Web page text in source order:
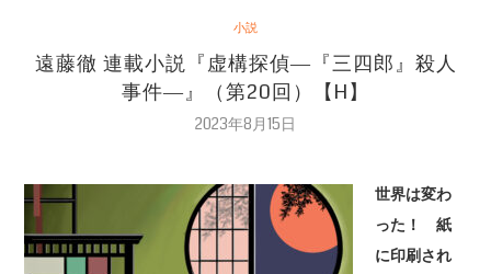
小説
遠藤徹 連載小説『虚構探偵―『三四郎』殺人
事件―』（第20回）【H】
2023年8月15日
世界は変わ
った！ 紙
に印刷され